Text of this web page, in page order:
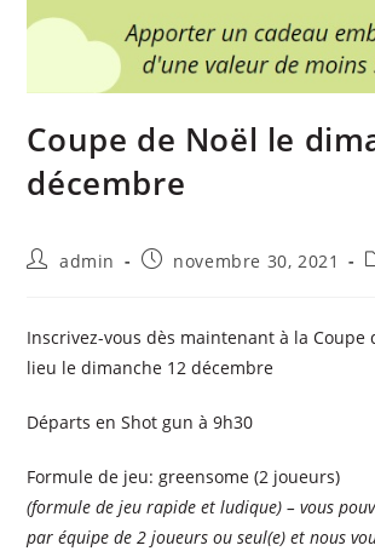
Coupe de Noël le
décembre
admin novembre 30, 2021
Inscrivez-vous dès maintenant à la Coupe
lieu le dimanche 12 décembre
Départs en Shot gun à 9h30
Formule de jeu: greensome (2 joueurs)
(formule de jeu rapide et ludique) – vous
par équipe de 2 joueurs ou seul(e) et nous